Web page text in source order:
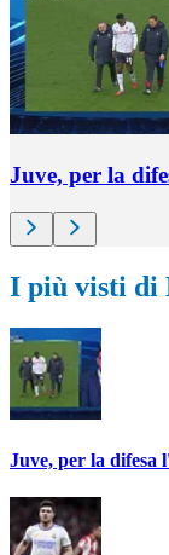
Juve, per la
I più visti di
Juve, per la difesa